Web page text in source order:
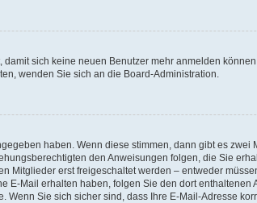
sich keine neuen Benutzer mehr anmelden
wenden Sie sich an die Board-Administration.
haben. Wenn diese stimmen, dann gibt es zwei
den Anweisungen folgen, die Sie
erst freigeschaltet werden – entweder
Mail erhalten haben, folgen Sie den dort
Sie sich sicher sind, dass Ihre E-Mail-Adresse